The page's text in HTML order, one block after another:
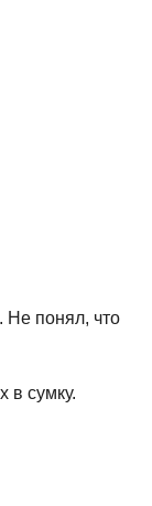
Не понял, что
в сумку.